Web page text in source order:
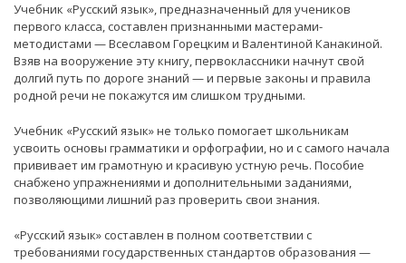
Учебник «Русский язык», предназначенный для учеников
первого класса, составлен признанными мастерами-
методистами — Всеславом Горецким и Валентиной Канакиной.
Взяв на вооружение эту книгу, первоклассники начнут свой
долгий путь по дороге знаний — и первые законы и правила
родной речи не покажутся им слишком трудными.
Учебник «Русский язык» не только помогает школьникам
усвоить основы грамматики и орфографии, но и с самого начала
прививает им грамотную и красивую устную речь. Пособие
снабжено упражнениями и дополнительными заданиями,
позволяющими лишний раз проверить свои знания.
«Русский язык» составлен в полном соответствии с
требованиями государственных стандартов образования —